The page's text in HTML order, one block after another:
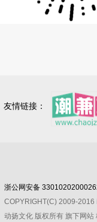
友情链接：
浙公网安备
COPYRIGHT(C) 2009-2016
动扬文化 版权所有 旗下网站